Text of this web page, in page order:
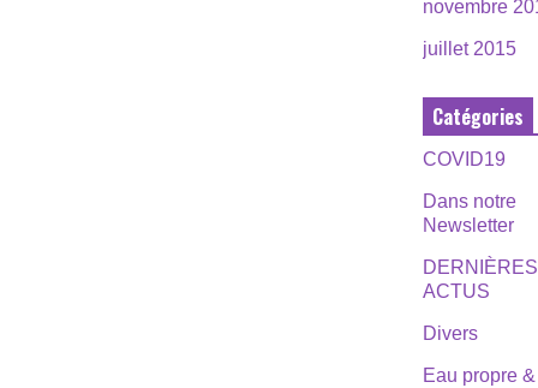
novembre
juillet 2015
Catégories
COVID19
Dans notre
Newsletter
DERNIÈRES
ACTUS
Divers
Eau propre &